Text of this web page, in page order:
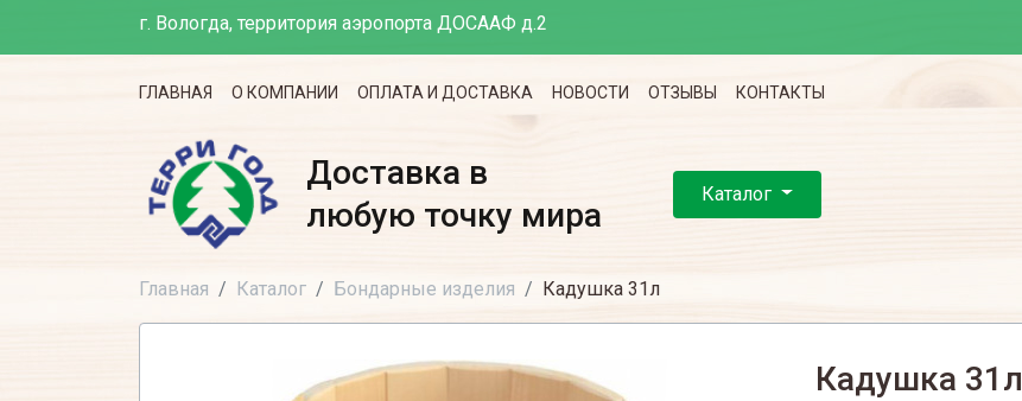
г. Вологда, территория аэропорта ДОСААФ д.2
ГЛАВНАЯ О КОМПАНИИ ОПЛАТА И ДОСТАВКА НОВОСТИ ОТЗЫВЫ КОНТАКТЫ
Доставка в
любую точку мира
Каталог
Главная Каталог Бондарные изделия Кадушка 31л
Кадушка 31л